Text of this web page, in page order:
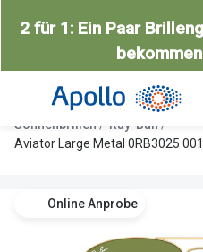
zum2 für 1: Ein Paar
Alle Brillen
Damen
Herren
Gleitsicht
Sonnenbrillen
Ray-Ban
Aviator Large Metal 0RB3025
Online Anprobe